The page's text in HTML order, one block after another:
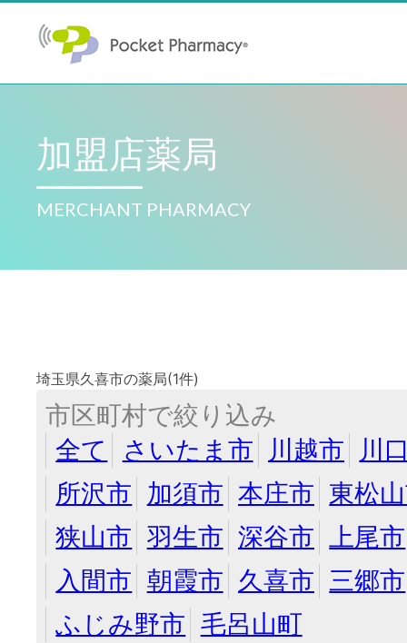
加盟店薬局
MERCHANT PHARMACY
埼玉県久喜市の薬局(1件)
市区町村で絞り込み
全て
さいたま市 川越市
川
所沢市 加須市 本庄市 東松
狭山市 羽生市 深谷市 上尾市
入間市 朝霞市 久喜市 三郷市
ふじみ野市 毛呂山町